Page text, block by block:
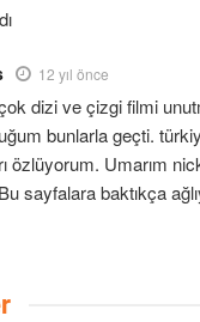
12 yıl önce
dizi ve çizgi filmi
bunlarla geçti.
özlüyorum. Umarım
sayfalara baktıkça